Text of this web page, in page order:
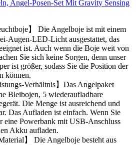
Angel-Posen-Set Mit Gravity Sensing
】 Die Angelboje ist mit einem
Augen-LED-Licht ausgestattet, das
ist. Auch wenn die Boje weit von
Sie sich keine Sorgen, denn unser
ist größer, sodass Sie die Position der
können.
Verhältnis】Das Angelpaket
Bleibojen, 5 wiederaufladbare
Die Menge ist ausreichend und
Das Aufladen ist einfach. Wenn Sie
eine Powerbank mit USB-Anschluss
Akku aufladen.
】 Die Angelboje besteht aus